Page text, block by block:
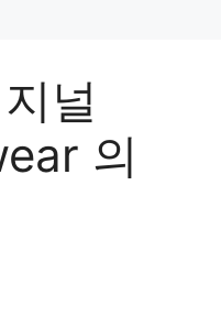
널
의